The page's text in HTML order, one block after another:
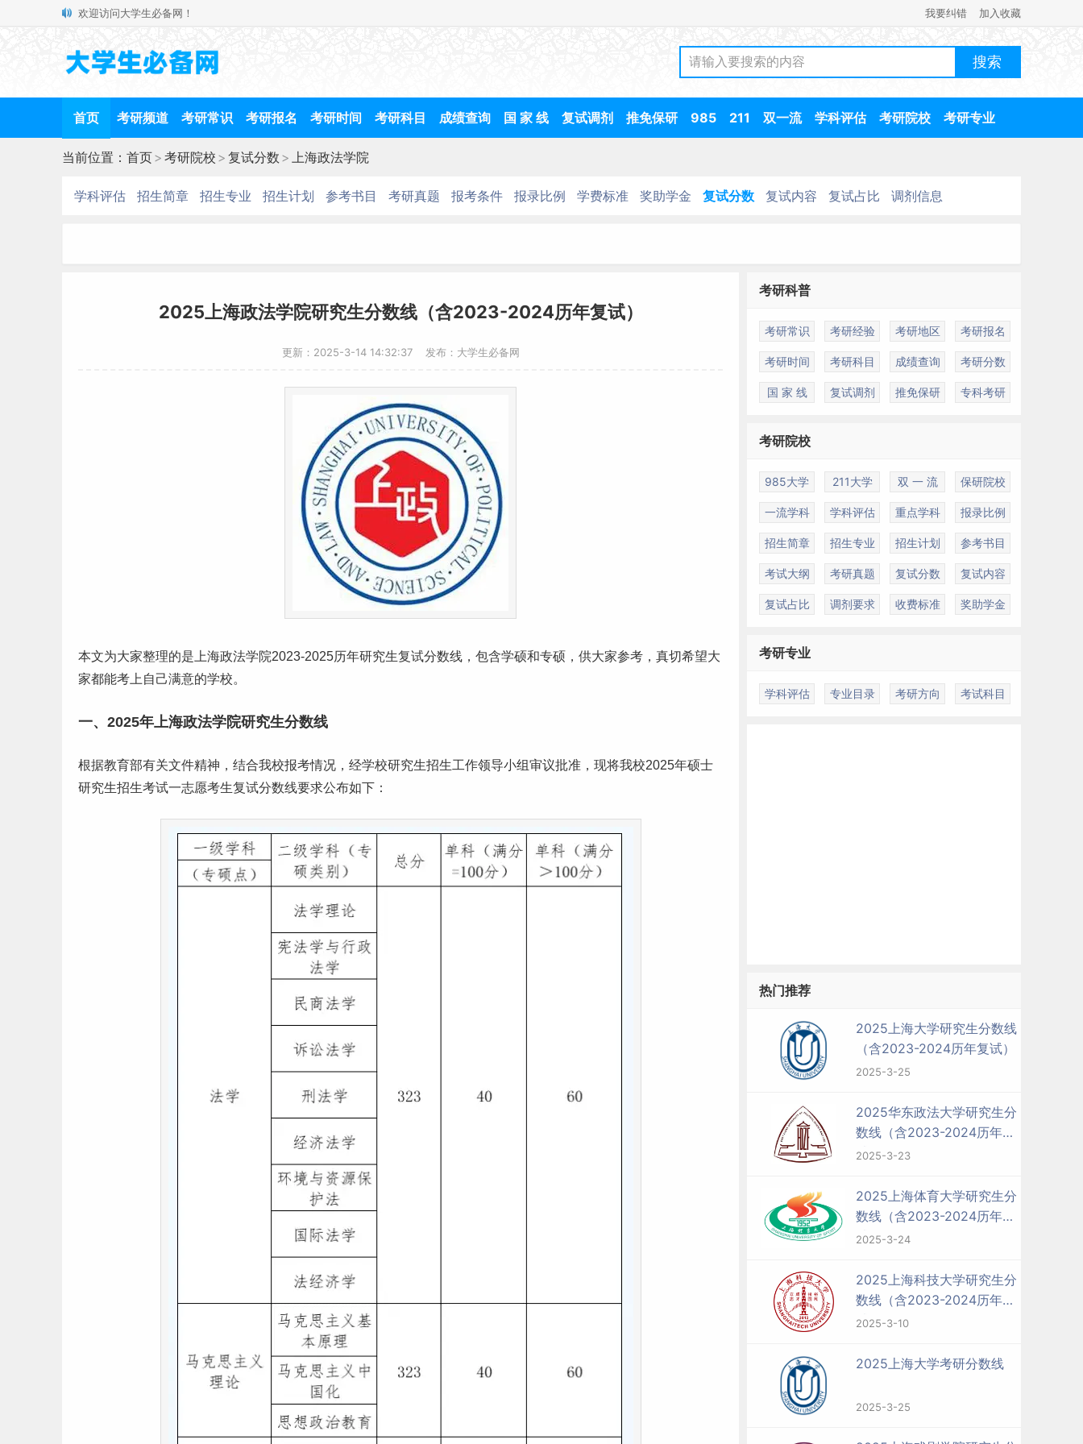
欢迎访问大学生必备网！ 我要纠错 加入收藏
首页 考研频道 考研常识 考研报名 考研时间 考研科目 成绩查询 国 家 线 复试调剂 推免保研 985 211 双一流 学科评估 考研院校 考研专业
当前位置： 首页> 考研院校 > 复试分数 > 上海政法学院
学科评估 招生简章 招生专业 招生计划 参考书目 考研真题 报考条件 报录比例 学费标准 奖助学金 复试分数 复试内容 复试占比 调剂信息
2025上海政法学院研究生分数线（含2023-2024历年复试）
更新：2025-3-14 14:32:37 发布：大学生必备网
本文为大家整理的是 上海政法学院2023-2025历年研究生复试分数线 ，包含学硕和专硕，供大家参考，真切希望大
家都能考上自己满意的学校。
一、2025年上海政法学院研究生分数线
根据教育部有关文件精神，结合我校报考情况，经学校研究生招生工作领导小组审议批准，现将我校2025年硕士
研究生招生考试一志愿考生复试分数线要求公布如下：
考研科普
考研常识 考研经验 考研地区 考研报名
考研时间 考研科目 成绩查询 考研分数
国 家 线 复试调剂 推免保研 专科考研
考研院校
985大学 211大学 双 一 流 保研院校
一流学科 学科评估 重点学科 报录比例
招生简章 招生专业 招生计划 参考书目
考试大纲 考研真题 复试分数 复试内容
复试占比 调剂要求 收费标准 奖助学金
考研专业
学科评估 专业目录 考研方向 考试科目
热门推荐
2025上海大学研究生分数线
（含2023-2024历年复试）
2025-3-25
2025华东政法大学研究生分
数线（含2023-2024历年复
试）
2025-3-23
2025上海体育大学研究生分
数线（含2023-2024历年复
试）
2025-3-24
2025上海科技大学研究生分
数线（含2023-2024历年复
试）
2025-3-10
2025上海大学考研分数线
2025-3-25